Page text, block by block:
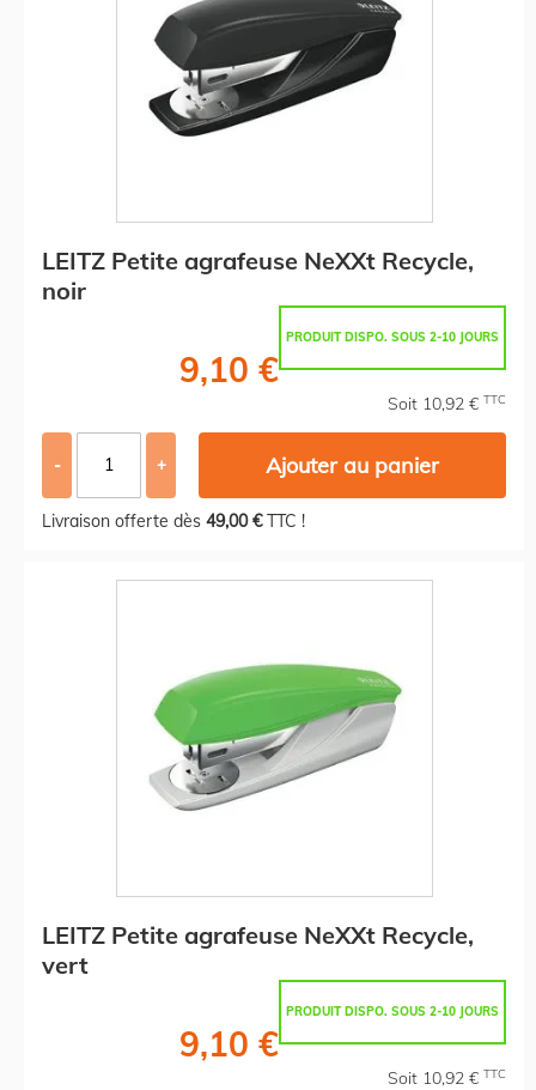
LEITZ Petite agrafeuse NeXXt Recycle,
noir
PRODUIT DISPO. SOUS 2-10 JOURS
9,10 €
Soit 10,92 € TTC
- + Ajouter au panier
Livraison offerte dès 49,00 €TTC !
LEITZ Petite agrafeuse NeXXt Recycle,
vert
PRODUIT DISPO. SOUS 2-10 JOURS
9,10 €
Soit 10,92 € TTC